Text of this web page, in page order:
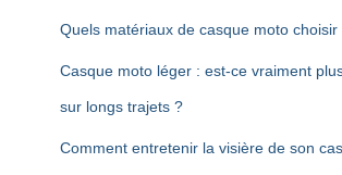
Quels matériaux de casque moto choisir
Casque moto léger : est-ce vraiment
sur longs trajets ?
Comment entretenir la visière de son